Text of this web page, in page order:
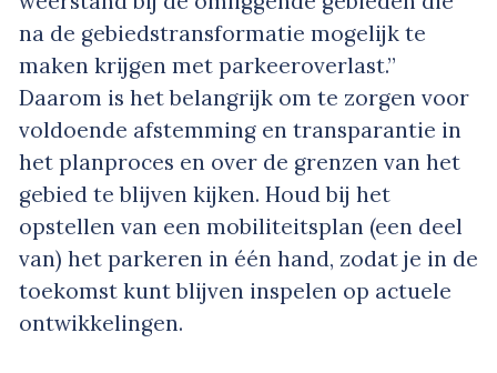
na de gebiedstransformatie mogelijk te
maken krijgen met parkeeroverlast.”
Daarom is het belangrijk om te zorgen voor
voldoende afstemming en transparantie in
het planproces en over de grenzen van het
gebied te blijven kijken. Houd bij het
opstellen van een mobiliteitsplan (een deel
van) het parkeren in één hand, zodat je in de
toekomst kunt blijven inspelen op actuele
ontwikkelingen.